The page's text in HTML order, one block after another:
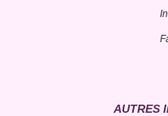
AUTRES